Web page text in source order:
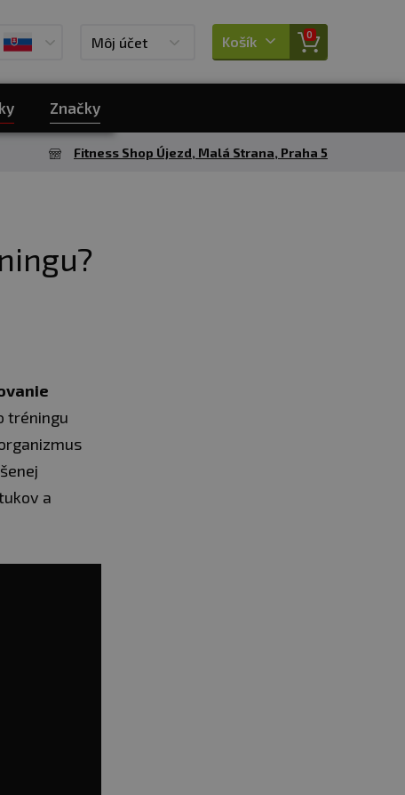
Môj účet Košík 0
Značky
Fitness Shop Újezd, Malá Strana, Praha 5
tréningu
a